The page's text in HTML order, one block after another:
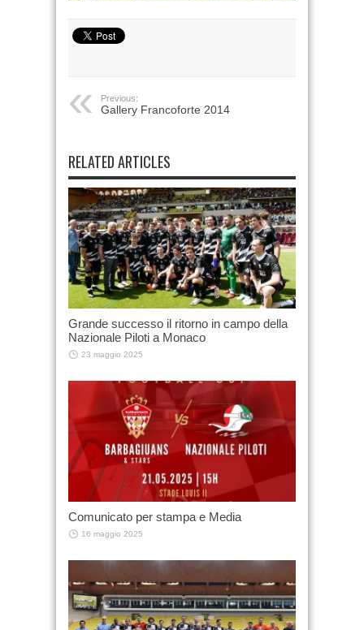
Previous:
Gallery Francoforte 2014
RELATED ARTICLES
Grande successo il ritorno in campo della
Nazionale Piloti a Monaco
23 maggio 2025
Comunicato per stampa e Media
16 maggio 2025